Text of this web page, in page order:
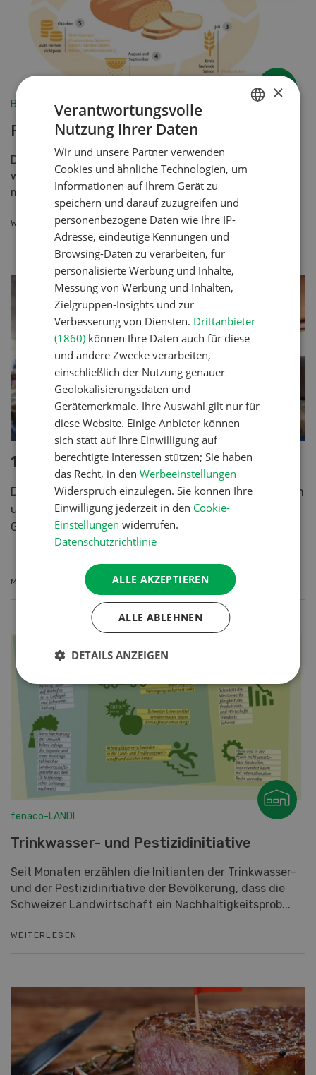
Betriebsführung
Ringen ums tägliche Schweizer Brot
Damit die Schweizer Landwirtschaft Brotgetreide
wirtschaftlich produzieren kann, braucht es
marktregulierende Massnahmen.
WEITERLESEN
1. August-Brunch wird 30 Jahre alt
Der 1. August-Brunch feiert sein 30-jähriges Bestehen
und sucht für die Jubiläumsausgabe motivierte
Gastgeberhöfe.
MEHR ERFAHREN
fenaco-LANDI
Trinkwasser- und Pestizidinitiative
Seit Monaten erzählen die Initianten der Trinkwasser-
Schweizer Landwirtschaft ein Nachhaltigkeitsprob...
WEITERLESEN
×
Verantwortungsvolle
Nutzung Ihrer Daten
Wir und unsere Partner verwenden
Cookies und ähnliche Technologien, um
Informationen auf Ihrem Gerät zu
speichern und darauf zuzugreifen und
personenbezogene Daten wie Ihre IP-
Adresse, eindeutige Kennungen und
Browsing-Daten zu verarbeiten, für
personalisierte Werbung und Inhalte,
Messung von Werbung und Inhalten,
Zielgruppen-Insights und zur
Verbesserung von Diensten. Drittanbieter
(1860) können Ihre Daten auch für diese
und andere Zwecke verarbeiten,
einschließlich der Nutzung genauer
Geolokalisierungsdaten und
Gerätemerkmale. Ihre Auswahl gilt nur für
diese Website. Einige Anbieter können
sich statt auf Ihre Einwilligung auf
berechtigte Interessen stützen; Sie haben
das Recht, in denWerbeeinstellungen
Widerspruch einzulegen. Sie können Ihre
Einwilligung jederzeit in den Cookie-
Einstellungen widerrufen.
Datenschutzrichtlinie
ALLE AKZEPTIEREN
ALLE ABLEHNEN
DETAILS ANZEIGEN